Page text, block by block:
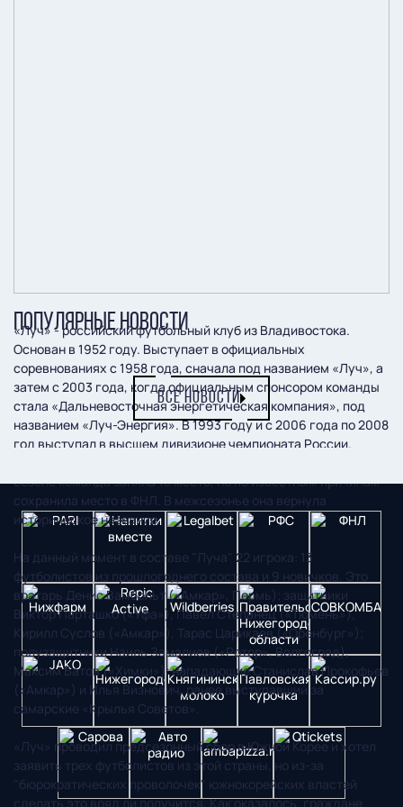
«Луч» - российский футбольный клуб из Владивостока.
Основан в 1952 году. Выступает в официальных
соревнованиях с 1958 года, сначала под названием «Луч», а
затем с 2003 года, когда официальным спонсором команды
стала «Дальневосточная энергетическая компания», под
названием «Луч-Энергия». В 1993 году и с 2006 года по 2008
год выступал в высшем дивизионе чемпионата России.
сезоне команда заняла 18 место, но по известным причинам
сохранила место в ФНЛ. В межсезонье она вернула
историческое название.
На данный момент в составе "Луча" 22 игрока: 13
футболистов из прошлогоднего состава и 9 новичков. Это
вратарь Денис Вамбольт («Амкар», Пермь); защитники
Виктор Парташко («Уфа»), Павел Степанец («Тюмень»),
Кирилл Суслов («Амкар»), Тарас Царикаев («Оренбург»);
полузащитники Наиль Замалиев («Ротор», Волгоград),
Максим Батов («Химки»); нападающие Станислав Прокофьев
(«Амкар») и Илья Визнович, ранее выступавший за
самарские «Крылья Советов».
«Луч» проводил предсезонный сбор в Южной Корее и хотел
заявить трех футболистов из этой страны, но из-за
"бюрократических проволочек" южнокорейских властей
сделать это вряд ли получится. Как оказалось, граждане
ПОПУЛЯРНЫЕ НОВОСТИ
ВСЕ НОВОСТИ